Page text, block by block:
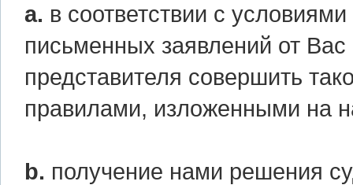
а. в соответствии с
письменных заявлений от
представителя совершить
правилами, изложенными на
b. получение нами решения